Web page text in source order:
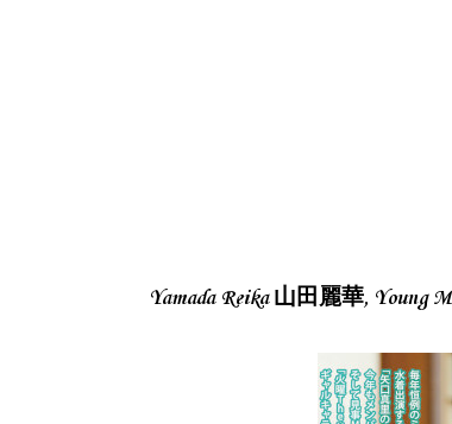
Yamada Reika 山田麗華, Young